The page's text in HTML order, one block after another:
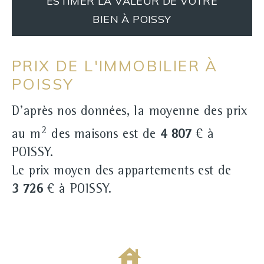
BIEN À POISSY
PRIX DE L'IMMOBILIER À
POISSY
D'après nos données, la moyenne des prix
au m 2 des maisons est de 4 807 € à
POISSY.
Le prix moyen des appartements est de
3 726 € à POISSY.